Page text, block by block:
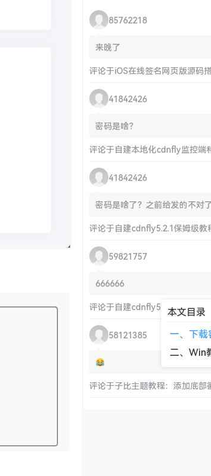
本文目录
一、下载
二、Win
85762218
来晚了
评论于iOS在线签名网页版源码
41842426
密码是啥？
评论于自建本地化cdnfly监控端
41842426
密码是啥了？之前给发的不对
评论于自建cdnfly5.2.1保姆级教
59821757
666666
评论于自建cdnfly5.2.1保姆级教程
58121385
评论于子比主题教程：添加底部徽章及修改链